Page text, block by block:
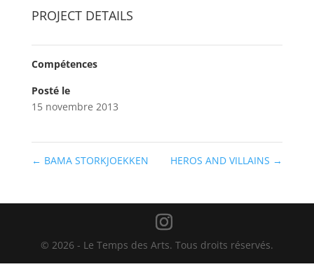
PROJECT DETAILS
Compétences
Posté le
15 novembre 2013
← BAMA STORKJOEKKEN HEROS AND VILLAINS →
© 2026 - Le Temps des Arts. Tous droits réservés.